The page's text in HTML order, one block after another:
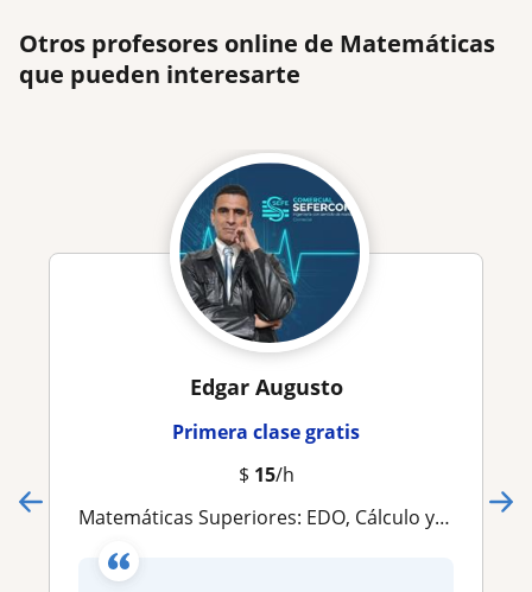
Otros profesores online de Matemáticas
que pueden interesarte
Edgar Augusto
Primera clase gratis
$ 15/h
Matemáticas Superiores: EDO, Cálculo y Control de Sistemas